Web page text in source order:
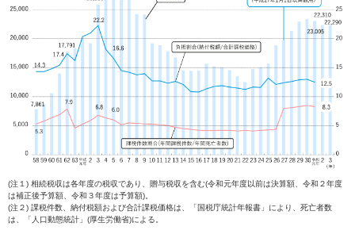
(注１) 相続税収は各年度の税収であり、贈与税収を含む(令和元年度以前は決算額、令和２年度
は補正後予算額、令和３年度は予算額)。
(注２) 課税件数、納付税額および合計課税価格は、「国税庁統計年報書」により、死亡者数
は、「人口動態統計」(厚生労働省)による。